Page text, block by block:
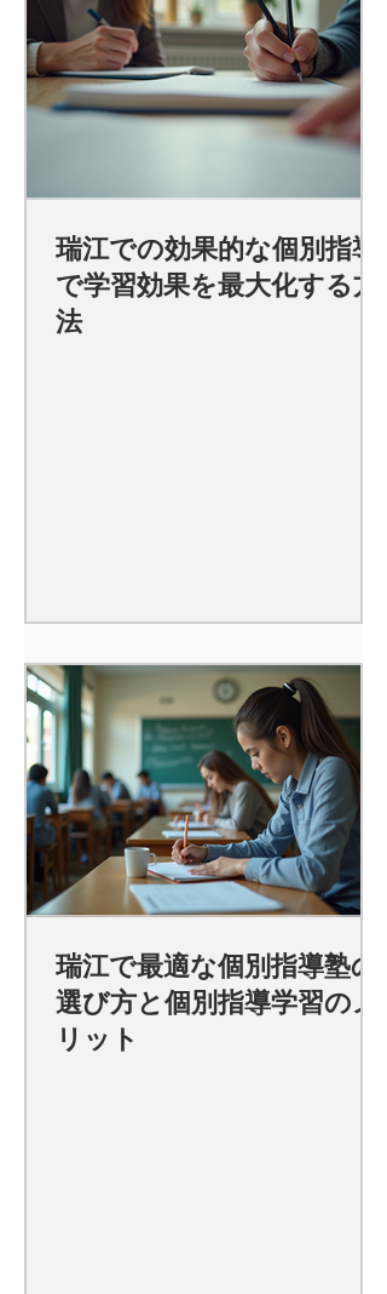
瑞江での効果的な個別指導
で学習効果を最大化する方
法
瑞江で最適な個別指導塾の
選び方と個別指導学習のメ
リット